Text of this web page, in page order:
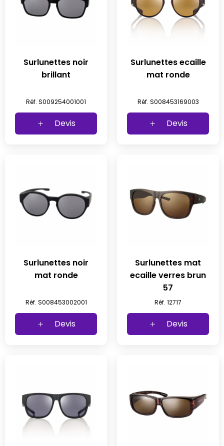
Surlunettes noir
brillant
Réf. S009254001001
Devis
Surlunettes ecaille
mat ronde
Réf. S008453169003
Devis
Surlunettes noir
mat ronde
Réf. S008453002001
Devis
Surlunettes mat
ecaille verres brun
57
Réf. 12717
Devis